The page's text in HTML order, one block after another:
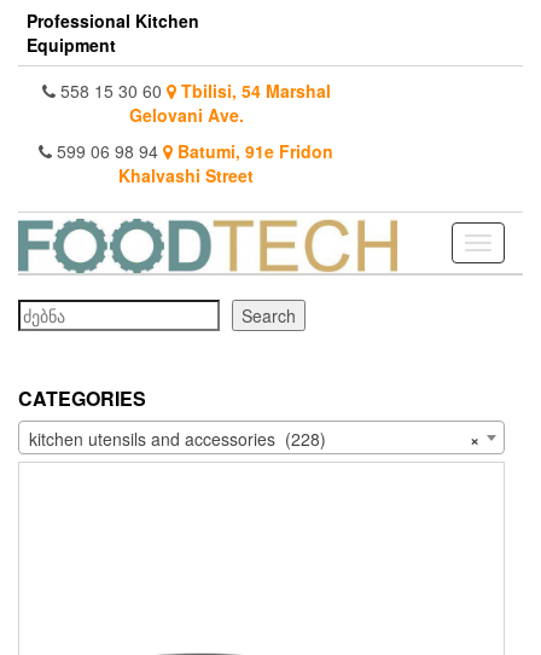
Skip
the
content
Professional Kitchen
Equipment
558 15 30 60
Tbilisi, 54 Marshal
Gelovani Ave.
599 06 98 94
Batumi, 91e Fridon
Khalvashi Street
Toggle
Search
Search
CATEGORIES
×
kitchen utensils and accessories (228)